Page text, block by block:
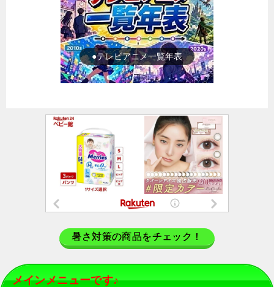
●ゲーム一覧年表
暑さ対策の商品をチェック！
メインメニューです♪